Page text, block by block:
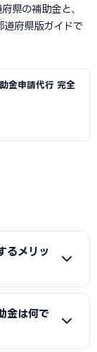
県の補助金と、
道府県版ガイドで
金申請代行 完全
るメリッ
きく変わりま
た計画書の作
金は何で